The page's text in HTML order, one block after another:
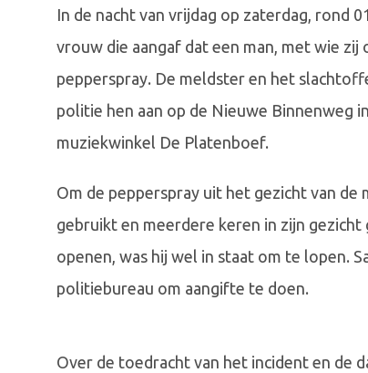
In de nacht van vrijdag op zaterdag, rond
vrouw die aangaf dat een man, met wie
pepperspray. De meldster en het
politie hen aan op de Nieuwe Binnenweg
muziekwinkel De Platenboef.
Om de pepperspray uit het gezicht van
gebruikt en meerdere keren in zijn
openen, was hij wel in staat om te lopen.
politiebureau om aangifte te doen.
Over de toedracht van het incident en de